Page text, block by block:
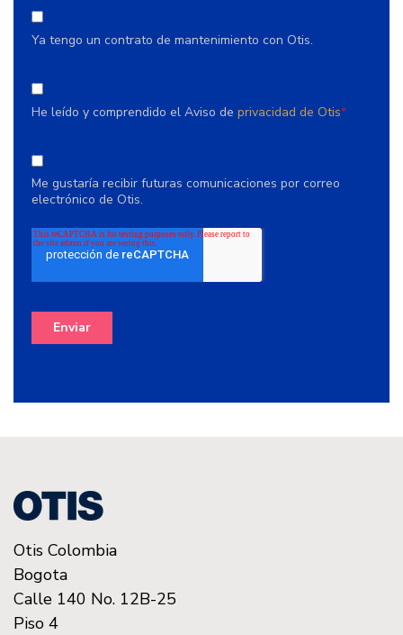
Ya tengo un contrato de mantenimiento con Otis.
He leído y comprendido el Aviso de privacidad de Otis*
Me gustaría recibir futuras comunicaciones por correo
electrónico de Otis.
Otis Colombia
Bogota
Calle 140 No. 12B-25
Piso 4